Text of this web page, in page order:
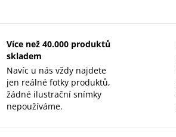
Více než 40.000 produktů
skladem
Navíc u nás vždy najdete
jen reálné fotky produktů,
žádné ilustrační snímky
nepoužíváme.